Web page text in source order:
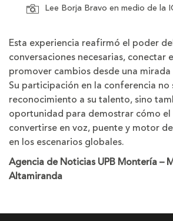
Lee Borja Bravo en medio de la
Esta experiencia reafirmó el poder
conversaciones necesarias, conectar
promover cambios desde una
Su participación en la conferencia no
reconocimiento a su talento, sino
oportunidad para demostrar cómo
convertirse en voz, puente y motor
en los escenarios globales.
Agencia de Noticias UPB Montería –
Altamiranda